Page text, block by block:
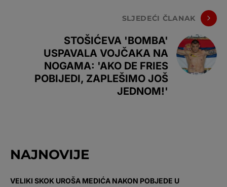
SLJEDEĆI ČLANAK
STOŠIĆEVA 'BOMBA'
USPAVALA VOJČAKA NA
NOGAMA: 'AKO DE FRIES
POBIJEDI, ZAPLEŠIMO JOŠ
JEDNOM!'
NAJNOVIJE
VELIKI SKOK UROŠA MEDIĆA NAKON POBJEDE U